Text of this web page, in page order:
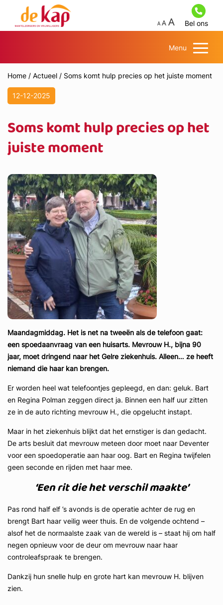
Bel ons
Menu
Home / Actueel / Soms komt hulp precies op het juiste moment
12-12-2025
Soms komt hulp precies op het
juiste moment
Maandagmiddag. Het is net na tweeën als de telefoon gaat:
een spoedaanvraag van een huisarts. Mevrouw H., bijna 90
jaar, moet dringend naar het Gelre ziekenhuis. Alleen… ze heeft
niemand die haar kan brengen.
Er worden heel wat telefoontjes gepleegd, en dan: geluk. Bart
en Regina Polman zeggen direct ja. Binnen een half uur zitten
ze in de auto richting mevrouw H., die opgelucht instapt.
Maar in het ziekenhuis blijkt dat het ernstiger is dan gedacht.
De arts besluit dat mevrouw meteen door moet naar Deventer
voor een spoedoperatie aan haar oog. Bart en Regina twijfelen
geen seconde en rijden met haar mee.
‘Een rit die het verschil maakte’
Pas rond half elf ’s avonds is de operatie achter de rug en
brengt Bart haar veilig weer thuis. En de volgende ochtend –
alsof het de normaalste zaak van de wereld is – staat hij om half
negen opnieuw voor de deur om mevrouw naar haar
controleafspraak te brengen.
Dankzij hun snelle hulp en grote hart kan mevrouw H. blijven
zien.